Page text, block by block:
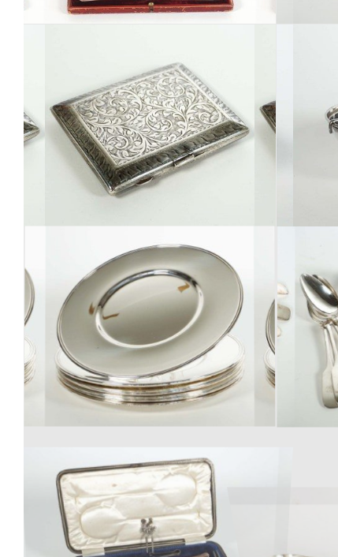
Los 340
Los 344
Los 348